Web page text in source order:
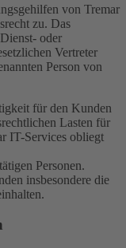
von Tremar
zu. Das
oder
Vertreter
Person von
für den Kunden
Lasten für
IT-Services obliegt
Personen.
insbesondere die